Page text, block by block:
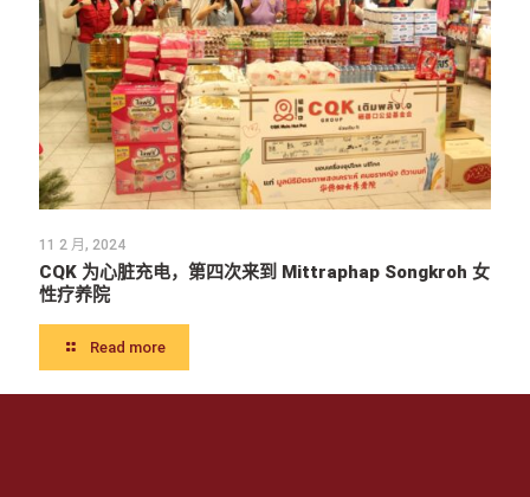
11 2 月, 2024
CQK 为心脏充电，第四次来到 Mittraphap Songkroh 女
性疗养院
Read more